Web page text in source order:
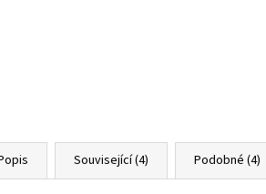
Související (4) Podobné (4)